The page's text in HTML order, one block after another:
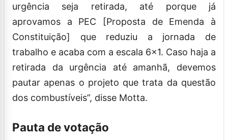
urgência seja retirada, até porque já
aprovamos a PEC [Proposta de Emenda à
Constituição] que reduziu a jornada de
trabalho e acaba com a escala 6×1. Caso haja a
retirada da urgência até amanhã, devemos
pautar apenas o projeto que trata da questão
dos combustíveis”, disse Motta.
Pauta de votação